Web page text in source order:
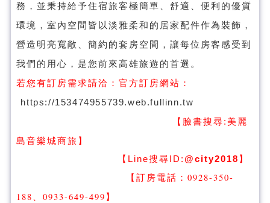
務，並秉持給予住宿旅客極簡單、舒適、便利的優質
環境，室內空間皆以淡雅柔和的居家配件作為裝飾，
營造明亮寬敞、簡約的套房空間，讓每位房客感受到
我們的用心，是您前來高雄旅遊的首選。
若您有訂房需求請洽： 官方訂房網站：
https://153474955739.web.fullinn.tw
【臉書搜尋: 美麗
島音樂城商旅 】
【Line搜尋ID:@city2018 】
【訂房電話：0928-350-
188、0933-649-499 】